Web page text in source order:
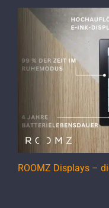
ROOMZ Displays –